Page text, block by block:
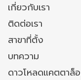
เกี่ยวกับเรา
ติดต่อเรา
สาขาที่ตั้ง
บทความ
ดาวโหลดแคตตาล็